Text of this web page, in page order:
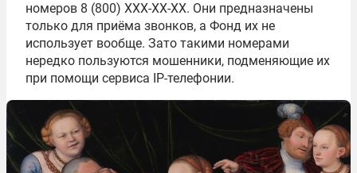
номеров 8 (800) ХХХ-ХХ-ХХ. Они предназначены
только для приёма звонков, а Фонд их не
использует вообще. Зато такими номерами
нередко пользуются мошенники, подменяющие их
при помощи сервиса IP-телефонии.